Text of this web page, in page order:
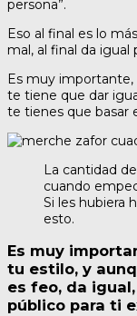
persona”.
Eso al final es lo
mal, al final da
Es muy
te tiene que dar
te tienes que basar
La cantidad
cuando
Si les hubiera
esto.
Es muy
tu estilo, y
es feo, da
público para ti